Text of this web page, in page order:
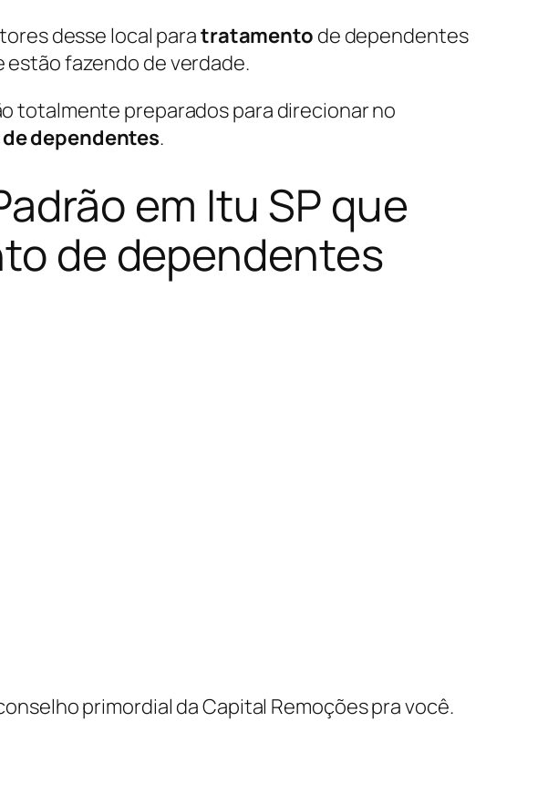
desse local paratratamento de dependentes
estão fazendo de verdade.
totalmente preparados para direcionar no
dependentes.
em Itu SP que
de dependentes
primordial da Capital Remoções pra você.